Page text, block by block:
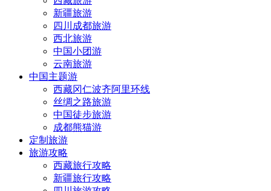
新疆旅游
四川成都旅游
西北旅游
中国小团游
云南旅游
中国主题游
西藏冈仁波齐阿里环线
丝绸之路旅游
中国徒步旅游
成都熊猫游
定制旅游
旅游攻略
西藏旅行攻略
新疆旅行攻略